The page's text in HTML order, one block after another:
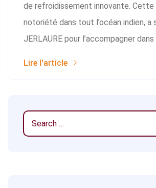
de refroidissement innovante. Cette
notoriété dans tout l’océan indien, a
JERLAURE pour l’accompagner
Lire l'article